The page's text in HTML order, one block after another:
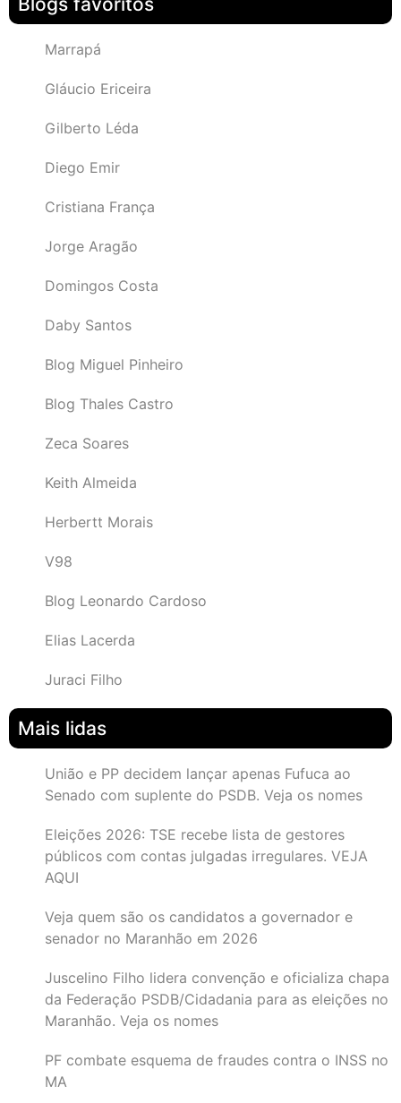
Marrapá
Gláucio Ericeira
Gilberto Léda
Diego Emir
Cristiana França
Jorge Aragão
Domingos Costa
Daby Santos
Blog Miguel Pinheiro
Blog Thales Castro
Zeca Soares
Keith Almeida
Herbertt Morais
V98
Blog Leonardo Cardoso
Elias Lacerda
Juraci Filho
Mais lidas
União e PP decidem lançar apenas Fufuca ao
Senado com suplente do PSDB. Veja os nomes
Eleições 2026: TSE recebe lista de gestores
públicos com contas julgadas irregulares. VEJA
AQUI
Veja quem são os candidatos a governador e
senador no Maranhão em 2026
Juscelino Filho lidera convenção e oficializa chapa
da Federação PSDB/Cidadania para as eleições no
Maranhão. Veja os nomes
PF combate esquema de fraudes contra o INSS no
MA